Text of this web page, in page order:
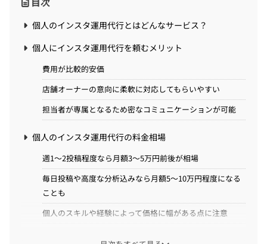
個人のインスタ運用代行とはどんなサービス？
個人にインスタ運用代行を頼むメリット
費用が比較的安価
店舗オーナーの意向に柔軟に対応してもらいやすい
担当者が専属となるため密なコミュニケーションが可能
個人のインスタ運用代行の料金相場
週1〜2投稿程度なら月額3〜5万円前後が相場
毎日投稿や高度な分析込みなら月額5〜10万円程度になる
ことも
個人のスキルや経験によって価格に幅がある点に注意
個人のインスタ運用代行の料金とサービス内容の関係